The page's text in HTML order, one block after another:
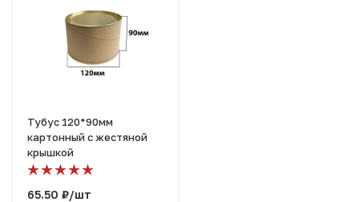
Тубус 120*90мм
картонный с жестяной
крышкой
65.50 ₽/шт